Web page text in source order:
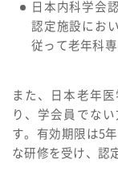
日本内科学会
認定施設にお
従って老年科
また、日本老年
り、学会員でな
す。有効期限は5
な研修を受け、認